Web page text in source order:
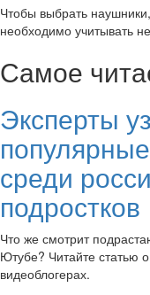
Чтобы выбрать
необходимо учитывать
Самое
Эксперты
среди
подростков
Что же смотрит
Ютубе? Читайте статью
видеоблогерах.